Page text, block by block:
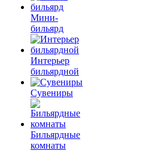
Мини-
бильярд
Интерьер
бильярдной
Сувениры
Бильярдные
комнаты